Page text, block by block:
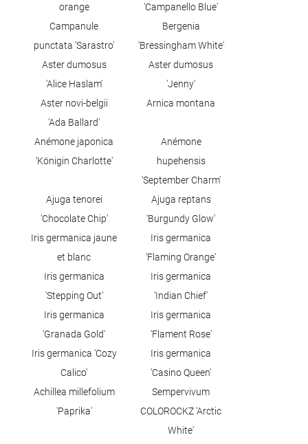
orange
'Campanello Blue'
Campanule
punctata 'Sarastro'
Bergenia
'Bressingham White'
Aster dumosus
'Alice Haslam'
Aster dumosus
'Jenny'
Aster novi-belgii
'Ada Ballard'
Arnica montana
Anémone japonica
'Königin Charlotte'
Anémone
hupehensis
'September Charm'
Ajuga tenorei
'Chocolate Chip'
Ajuga reptans
'Burgundy Glow'
Iris germanica jaune
et blanc
Iris germanica
'Flaming Orange'
Iris germanica
'Stepping Out'
Iris germanica
'Indian Chief'
Iris germanica
'Granada Gold'
Iris germanica
'Flament Rose'
Iris germanica 'Cozy
Calico'
Iris germanica
'Casino Queen'
Achillea millefolium
'Paprika'
Sempervivum
COLOROCKZ 'Arctic
White'